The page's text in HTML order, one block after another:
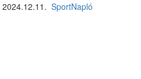
2024.12.11. SportNapló